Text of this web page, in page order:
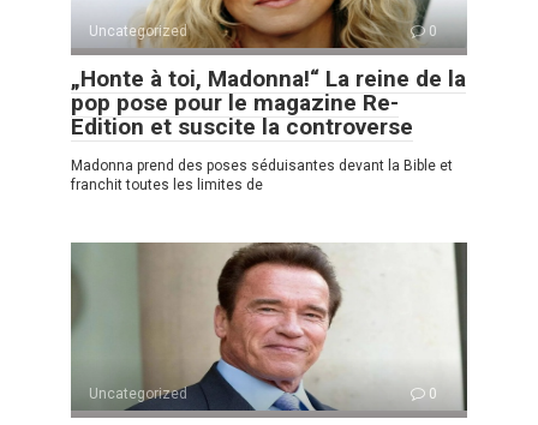
Uncategorized 0
„Honte à toi, Madonna!“ La reine de la
pop pose pour le magazine Re-
Edition et suscite la controverse
Madonna prend des poses séduisantes devant la Bible et
franchit toutes les limites de
Uncategorized 0